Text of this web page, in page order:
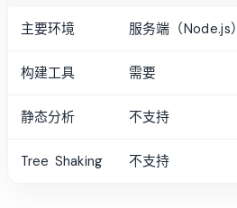
主要环境 服务端（Node.js）
构建工具 需要
静态分析 不支持
Tree Shaking 不支持